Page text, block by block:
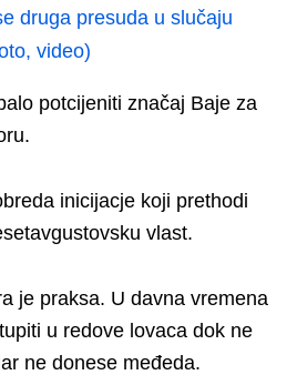
druga presuda u slučaju
video)
potcijeniti značaj Baje za
inicijacje koji prethodi
vlast.
je praksa. U davna vremena
u redove lovaca dok ne
ne donese međeda.